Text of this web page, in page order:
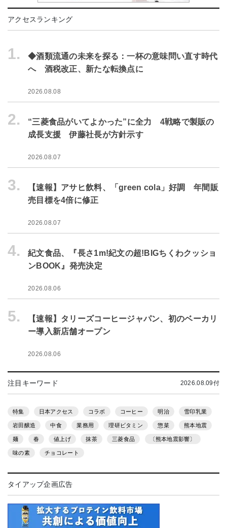
アクセスランキング
1.
◆酒類流通の未来を探る：一杯の意味問い直す時代
へ 酒税改正、新たな転換点に
2026.08.08
2.
“三菱食品がいてよかった”に全力 4戦略で製販の
成長支援 伊藤社長が方針示す
2026.08.07
3.
【速報】アサヒ飲料、「green cola」好調 年間販
売目標を4倍に修正
2026.08.07
4.
紀文食品、『長さ1m!紀文の超!BIGちくわクッショ
ンBOOK』発売決定
2026.08.06
5.
【速報】タリーズコーヒージャパン、初のベーカリ
ー導入新店舗オープン
2026.08.06
注目キーワード 2026.08.09付
特集 日本アクセス コラボ コーヒー 明治 雪印乳業
岩田醸造 中食 業務用 理研ビタミン 惣菜 熊本地震
麺 春 値上げ 抹茶 三菱食品 〔熊本地震影響〕
味の素 チョコレート
タイアップ企画広告